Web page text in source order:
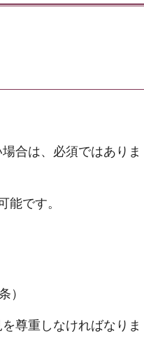
合は、必須ではありま
です。
）
尊重しなければなりま